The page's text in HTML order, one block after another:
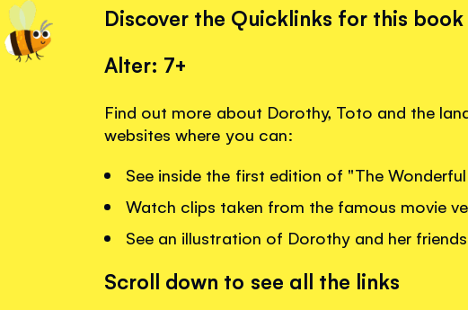
Discover the Quicklinks for this book
Alter: 7+
Find out more about Dorothy, Toto and the
websites where you can:
See inside the first edition of "The
Watch clips taken from the famous movie
See an illustration of Dorothy and her
Scroll down to see all the links